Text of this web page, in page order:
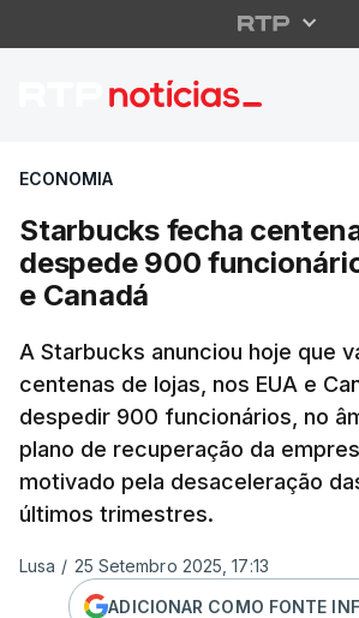
Starbucks
ECONOMIA
Starbucks fecha
despede 900
e Canadá
A Starbucks anunciou hoje que
centenas de lojas, nos EUA e
despedir 900 funcionários, no
plano de recuperação da
motivado pela desaceleração
últimos trimestres.
Lusa / 25 Setembro 2025, 17:13
ADICIONAR COMO FONTE